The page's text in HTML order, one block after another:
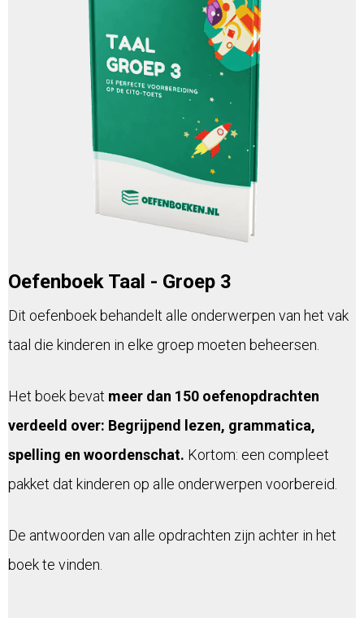
Oefenboek Taal - Groep 3
Dit oefenboek behandelt alle onderwerpen van het vak
taal die kinderen in elke groep moeten beheersen.
Het boek bevat meer dan 150 oefenopdrachten
verdeeld over: Begrijpend lezen, grammatica,
spelling en woordenschat. Kortom: een compleet
pakket dat kinderen op alle onderwerpen voorbereid.
De antwoorden van alle opdrachten zijn achter in het
boek te vinden.